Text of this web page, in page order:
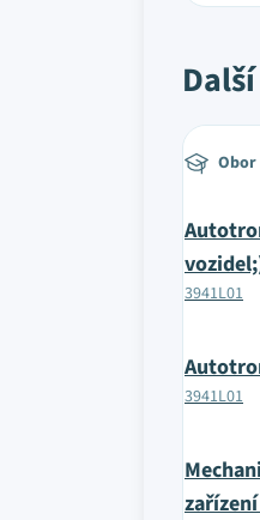
Obor
3941L01
3941L01